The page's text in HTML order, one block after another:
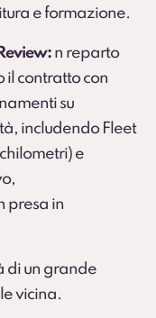
e formazione.
n reparto
il contratto con
su
includendo Fleet
e
presa in
di un grande
vicina.